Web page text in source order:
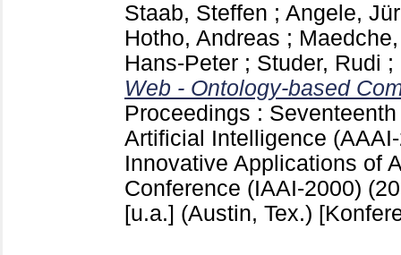
Staab, Steffen ; Angele,
Hotho, Andreas ;
Hans-Peter ; Studer, Rudi ;
Web - Ontology-based
Proceedings :
Artificial Intelligence
Innovative Applications of
Conference (IAAI-2000)
[u.a.] (Austin, Tex.)